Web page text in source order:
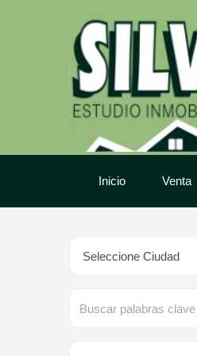
Inicio Venta